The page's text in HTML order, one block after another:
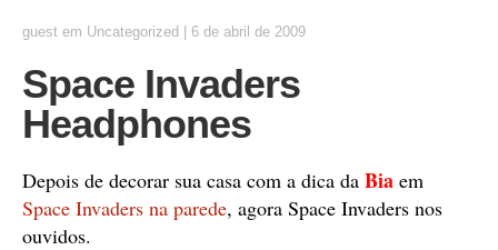
guest em Uncategorized 6 de abril de 2009
Space Invaders
Headphones
Depois de decorar sua casa com a dica da Bia em
Space Invaders na parede, agora Space Invaders nos
ouvidos.